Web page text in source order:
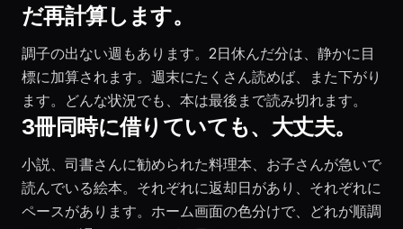
だ再計算します。
調子の出ない週もあります。2日休んだ分は、静かに目
標に加算されます。週末にたくさん読めば、また下がり
ます。どんな状況でも、本は最後まで読み切れます。
3冊同時に借りていても、大丈夫。
小説、司書さんに勧められた料理本、お子さんが急いで
読んでいる絵本。それぞれに返却日があり、それぞれに
ペースがあります。ホーム画面の色分けで、どれが順調